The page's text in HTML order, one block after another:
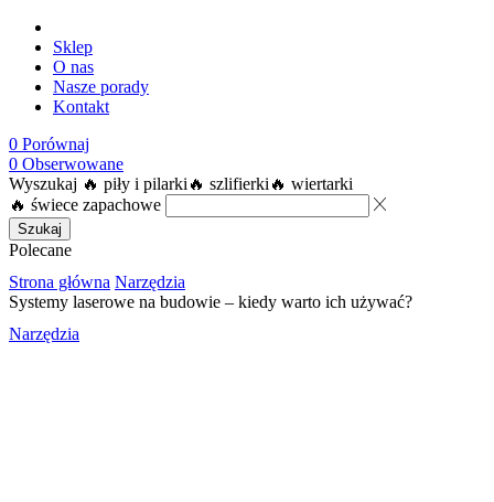
Sklep
O nas
Nasze porady
Kontakt
0 Porównaj
0 Obserwowane
Wyszukaj 🔥 piły i pilarki 🔥 szlifierki 🔥 wiertarki
🔥 świece zapachowe
Szukaj
Polecane
Strona główna Narzędzia
Systemy laserowe na budowie – kiedy warto ich używać?
Narzędzia